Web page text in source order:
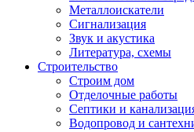
Металлоискатели
Сигнализация
Звук и акустика
Литература, схемы
Строительство
Строим дом
Отделочные работы
Септики и
Водопровод и